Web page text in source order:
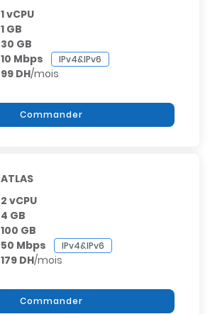
1 vCPU
1 GB
30 GB
10 Mbps IPv4&IPv6
99 DH/mois
Commander
ATLAS
2 vCPU
4 GB
100 GB
50 Mbps IPv4&IPv6
179 DH/mois
Commander